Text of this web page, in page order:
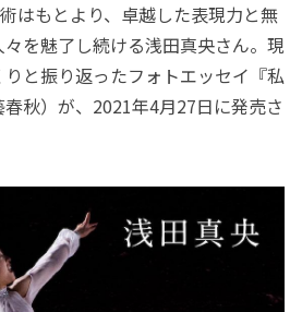
はもとより、卓越した表現力と無
を魅了し続ける浅田真央さん。現
と振り返ったフォトエッセイ『私
秋）が、2021年4月27日に発売さ